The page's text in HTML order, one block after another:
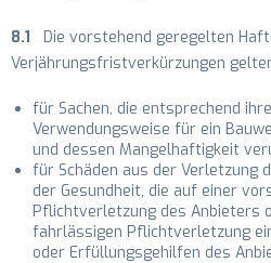
8.1 Die vorstehend geregelten
Verjährungsfristverkürzungen
für Sachen, die entsprechend
Verwendungsweise für ein
und dessen Mangelhaftigkeit
für Schäden aus der Verletzung
der Gesundheit, die auf einer
Pflichtverletzung des Anbieters
fahrlässigen Pflichtverletzung
oder Erfüllungsgehilfen des